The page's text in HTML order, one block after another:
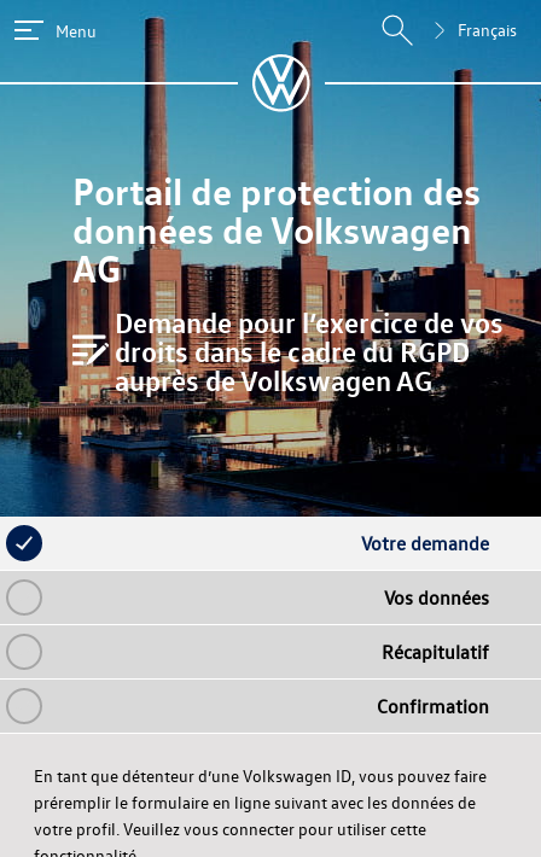
Menu Français
Portail de protection des
données de Volkswagen
AG
Demande pour l’exercice de vos
droits dans le cadre du RGPD
auprès de Volkswagen AG
Votre demande
Vos données
Récapitulatif
Confirmation
En tant que détenteur d’une Volkswagen ID, vous pouvez faire
préremplir le formulaire en ligne suivant avec les données de
votre profil. Veuillez vous connecter pour utiliser cette